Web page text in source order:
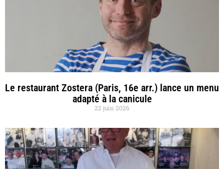
Le restaurant Zostera (Paris, 16e arr.) lance un menu
adapté à la canicule
22 juin 2026